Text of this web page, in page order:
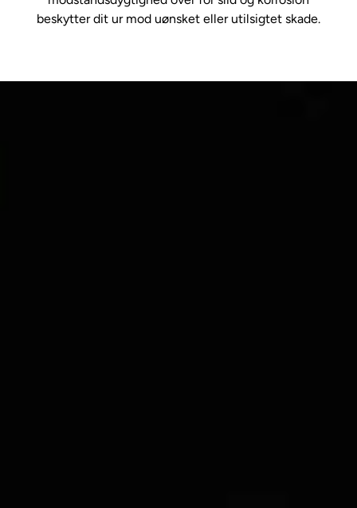
beskytter dit ur mod uønsket eller utilsigtet skade.